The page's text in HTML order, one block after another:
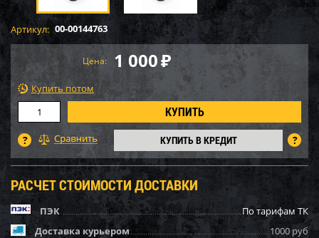
Артикул: 00-00144763
Цена: 1 000₽
Купить потом
КУПИТЬ В КРЕДИТ
РАСЧЕТ СТОИМОСТИ ДОСТАВКИ
ПЭК
По тарифам ТК
Доставка курьером
1000 руб